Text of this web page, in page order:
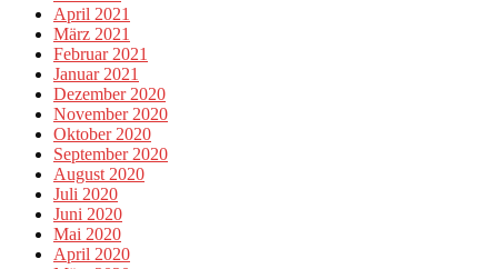
April 2021
März 2021
Februar 2021
Januar 2021
Dezember 2020
November 2020
Oktober 2020
September 2020
August 2020
Juli 2020
Juni 2020
Mai 2020
April 2020